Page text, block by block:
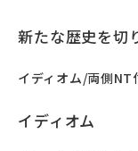
新たな歴史を切
イディオム/両側NT
イディオム